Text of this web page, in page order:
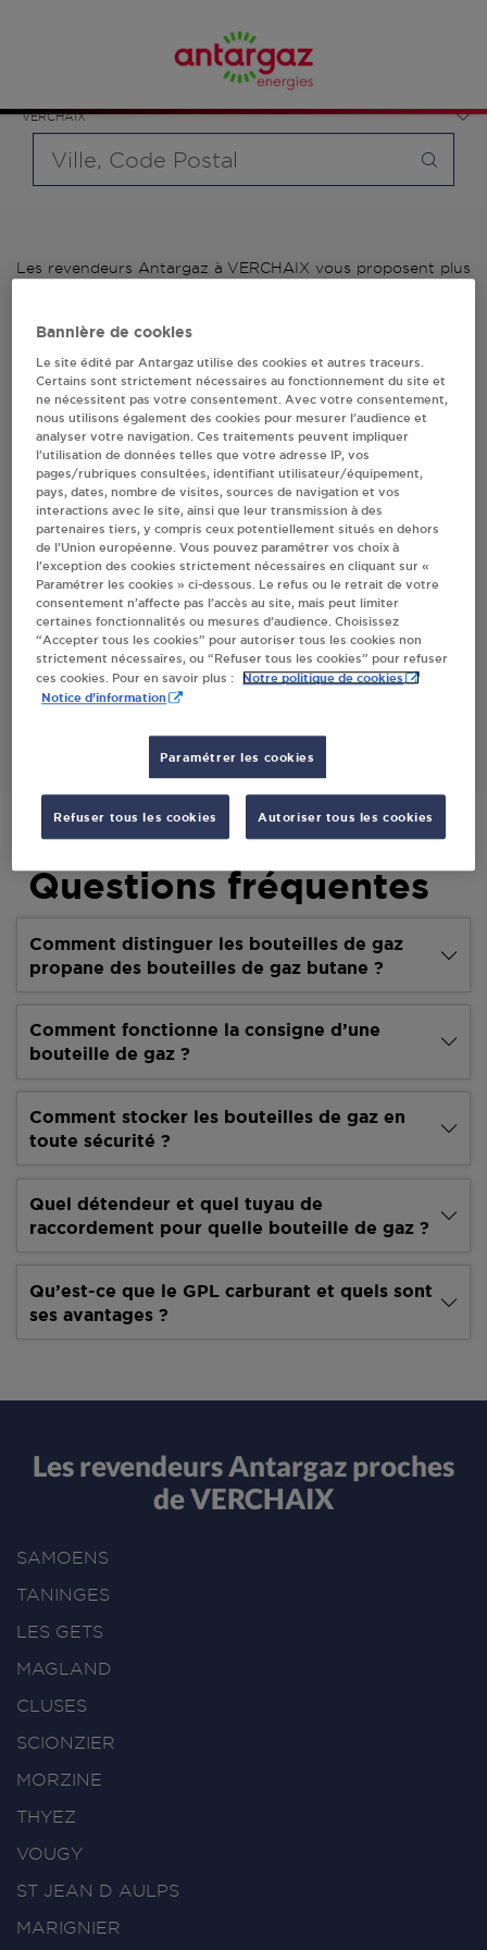
VERCHAIX
bouteille souhaité et le type de point de vente (revendeur /
distributeur automatique de bouteilles de gaz ou station GPL
carburant)
Les revendeurs Antargaz à VERCHAIX vous proposent plus
Antargaz à VERCHAIX, l'adresse, le numéro de téléphone de
votre stations GPL ou distributeurs de bouteilles de gaz.
1 revendeur(s) Antargaz
à VERCHAIX
Villes
STATION ELAN GARAGE DENAMBRIDE
VERCHAIX
520 ROUTE DES HOTTES
74440VERCHAIX
Questions fréquentes
Comment distinguer les bouteilles de gaz
propane des bouteilles de gaz butane ?
Comment fonctionne la consigne d’une
bouteille de gaz ?
Comment stocker les bouteilles de gaz en
toute sécurité ?
Quel détendeur et quel tuyau de
raccordement pour quelle bouteille de gaz ?
Qu’est-ce que le GPL carburant et quels sont
ses avantages ?
Les revendeurs Antargaz proches
de VERCHAIX
SAMOENS
TANINGES
LES GETS
MAGLAND
CLUSES
SCIONZIER
MORZINE
THYEZ
VOUGY
ST JEAN D AULPS
MARIGNIER
Bannière de cookies
Le site édité par Antargaz utilise des cookies et autres traceurs.
Certains sont strictement nécessaires au fonctionnement du site et
ne nécessitent pas votre consentement. Avec votre consentement,
nous utilisons également des cookies pour mesurer l’audience et
analyser votre navigation. Ces traitements peuvent impliquer
l’utilisation de données telles que votre adresse IP, vos
pages/rubriques consultées, identifiant utilisateur/équipement,
pays, dates, nombre de visites, sources de navigation et vos
interactions avec le site, ainsi que leur transmission à des
partenaires tiers, y compris ceux potentiellement situés en dehors
de l’Union européenne. Vous pouvez paramétrer vos choix à
l’exception des cookies strictement nécessaires en cliquant sur «
Paramétrer les cookies » ci-dessous. Le refus ou le retrait de votre
consentement n’affecte pas l’accès au site, mais peut limiter
certaines fonctionnalités ou mesures d’audience. Choisissez
“Accepter tous les cookies” pour autoriser tous les cookies non
strictement nécessaires, ou “Refuser tous les cookies” pour refuser
ces cookies. Pour en savoir plus :
Notre politique de cookies
Notice d'information
Paramétrer les cookies
Refuser tous les cookies Autoriser tous les cookies